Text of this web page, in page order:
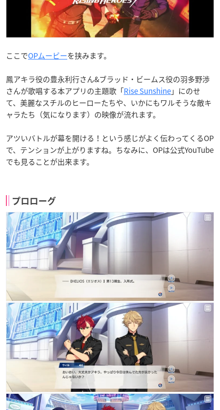
ここでOPムービーを挟みます。
鳳アキラ役の豊永利行さん&ブラッド・ビームス役の羽多野渉
さんが歌唱する本アプリの主題歌「Rise Sunshine」にのせ
て、美麗なスチルのヒーローたちや、いかにもワルそうな敵キ
ャラたち（気になります）の映像が流れます。
アツいバトルが幕を開ける！という感じがよく伝わってくるOP
で、テンションが上がりますね。ちなみに、OPは公式YouTube
でも見ることが出来ます。
プロローグ